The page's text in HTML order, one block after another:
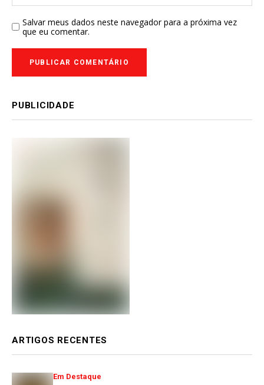
Salvar meus dados neste navegador para a próxima vez
que eu comentar.
PUBLICIDADE
ARTIGOS RECENTES
Em Destaque